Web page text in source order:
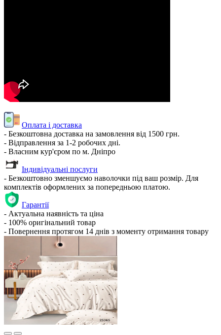
Оплата і доставка
- Безкоштовна доставка на замовлення від 1500 грн.
- Відправлення за 1-2 робочих дні.
- Власним кур'єром по м. Дніпро
Індивідуальні послуги
- Безкоштовно зменшуємо наволочки під ваш розмір. Для
комплектів оформлених за попередньою платою.
Гарантії
- Актуальна наявність та ціна
- 100% оригінальний товар
- Повернення протягом 14 днів з моменту отримання товару